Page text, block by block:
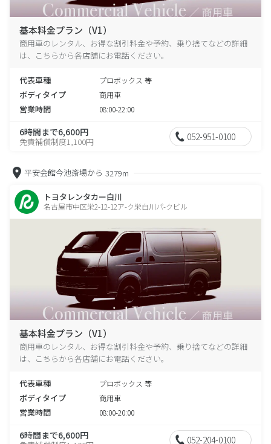
基本料金プラン（V1）
商用車のレンタル、お得な割引料金や予約、乗り捨てなどの詳細
は、こちらから各店舗にお電話ください。
代表車種 プロボックス 等
ボディタイプ 商用車
営業時間 08:00-22:00
6時間まで6,600円
免責補償制度1,100円 052-951-0100
平安会館今池斎場から 3279m
トヨタレンタカー白川
名古屋市中区栄2-12-12ア-ク栄白川パ-クビル
基本料金プラン（V1）
商用車のレンタル、お得な割引料金や予約、乗り捨てなどの詳細
は、こちらから各店舗にお電話ください。
代表車種 プロボックス 等
ボディタイプ 商用車
営業時間 08:00-20:00
6時間まで6,600円 052-204-0100